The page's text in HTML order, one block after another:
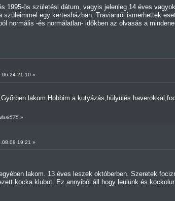
1995-ös születési dátum, vagyis jelenleg 14 éves vagyok.
egy kertesházban. Travianról ismerhettek
normális -és normálatlan- időkben az olvasás a
21:10 »
lakom.Hobbim a kutyázás,hülyülés
»
19:21 »
lakom. 13 éves leszek októberben. Szeretek
kocka klubot. Ez annyiból áll hogy leülünk és